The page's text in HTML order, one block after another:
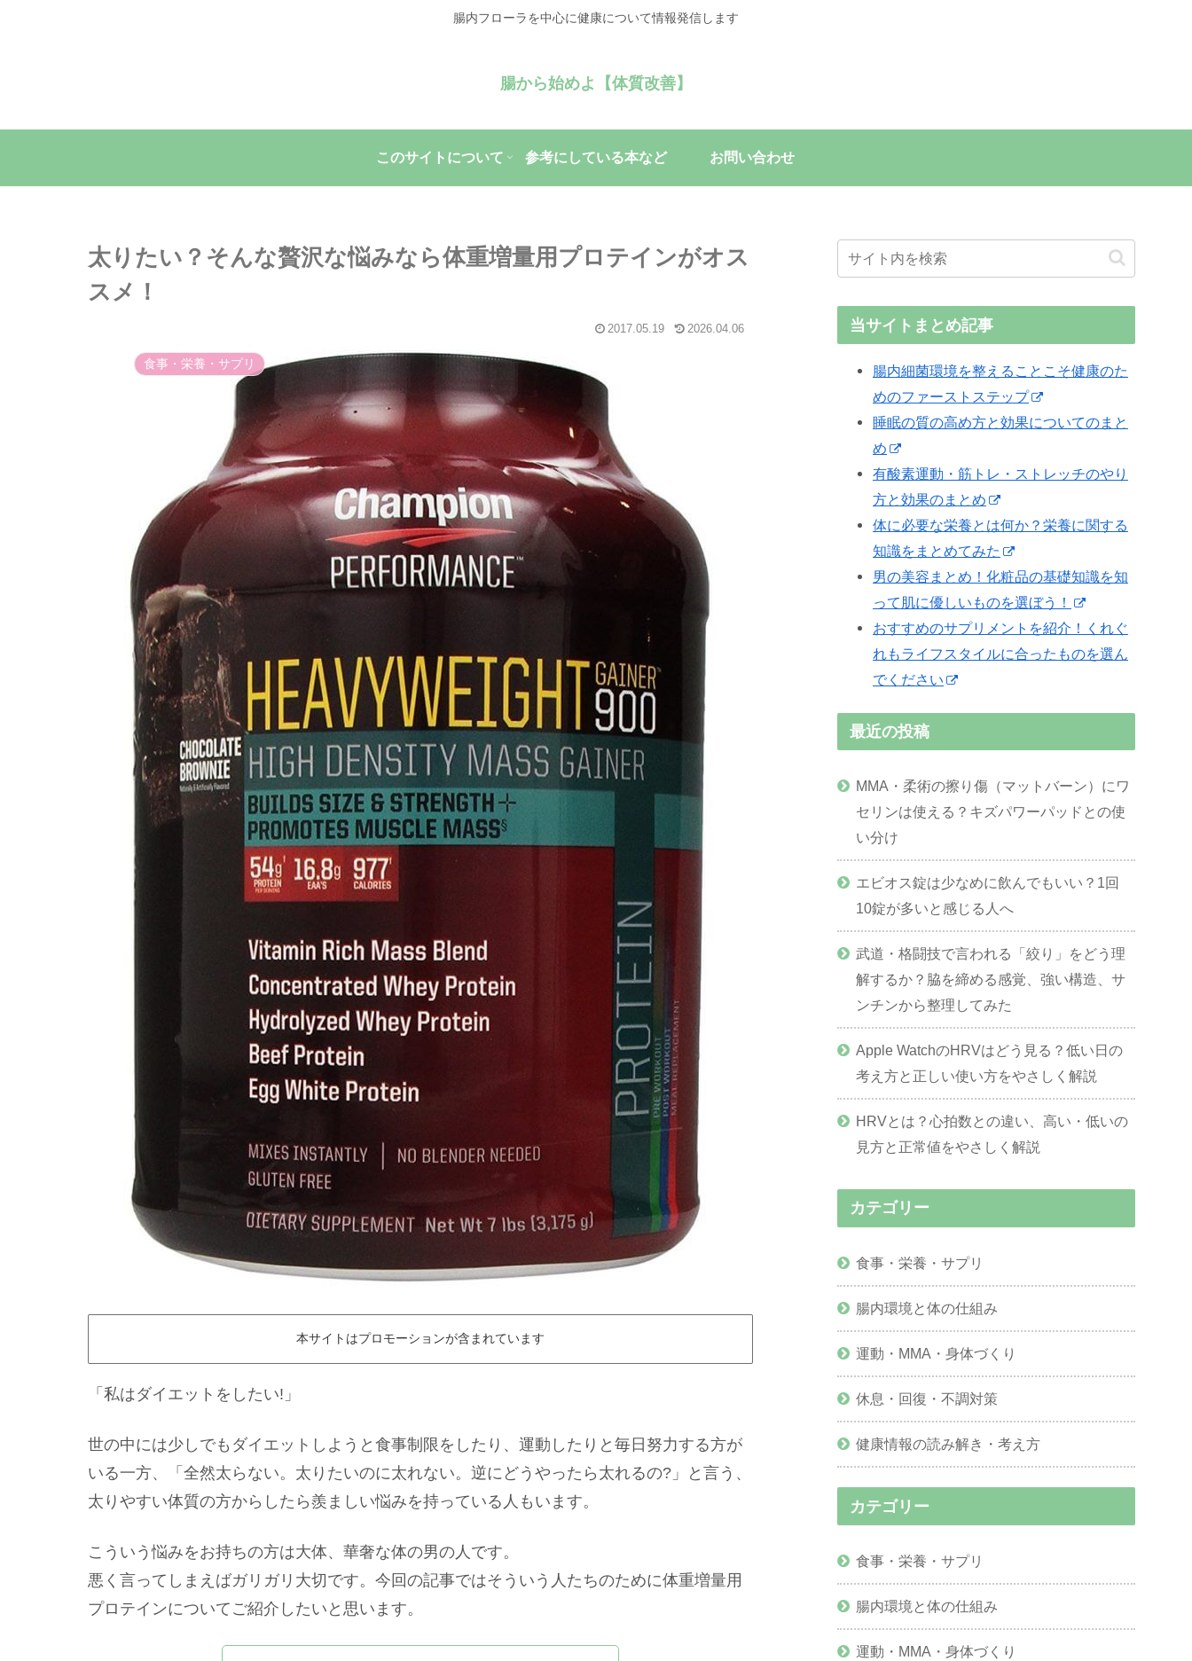
腸内フローラを中心に健康について情報発信します
腸から始めよ【体質改善】
このサイトについて 参考にしている本など お問い合わせ
太りたい？そんな贅沢な悩みなら体重増量用プロテインがオス
スメ！
2017.05.19 2026.04.06
食事・栄養・サプリ
本サイトはプロモーションが含まれています
「私はダイエットをしたい!」
世の中には少しでもダイエットしようと食事制限をしたり、運動したりと毎日努力する方が
いる一方、「全然太らない。太りたいのに太れない。逆にどうやったら太れるの?」と言う、
太りやすい体質の方からしたら羨ましい悩みを持っている人もいます。
こういう悩みをお持ちの方は大体、華奢な体の男の人です。
悪く言ってしまえばガリガリ大切です。今回の記事ではそういう人たちのために体重増量用
プロテインについてご紹介したいと思います。
当サイトまとめ記事
腸内細菌環境を整えることこそ健康のた
めのファーストステップ
睡眠の質の高め方と効果についてのまと
め
有酸素運動・筋トレ・ストレッチのやり
方と効果のまとめ
体に必要な栄養とは何か？栄養に関する
知識をまとめてみた
男の美容まとめ！化粧品の基礎知識を知
って肌に優しいものを選ぼう！
おすすめのサプリメントを紹介！くれぐ
れもライフスタイルに合ったものを選ん
でください
最近の投稿
MMA・柔術の擦り傷（マットバーン）にワ
セリンは使える？キズパワーパッドとの使
い分け
エビオス錠は少なめに飲んでもいい？1回
10錠が多いと感じる人へ
武道・格闘技で言われる「絞り」をどう理
解するか？脇を締める感覚、強い構造、サ
ンチンから整理してみた
Apple WatchのHRVはどう見る？低い日の
考え方と正しい使い方をやさしく解説
HRVとは？心拍数との違い、高い・低いの
見方と正常値をやさしく解説
カテゴリー
食事・栄養・サプリ
腸内環境と体の仕組み
運動・MMA・身体づくり
休息・回復・不調対策
健康情報の読み解き・考え方
カテゴリー
食事・栄養・サプリ
腸内環境と体の仕組み
運動・MMA・身体づくり